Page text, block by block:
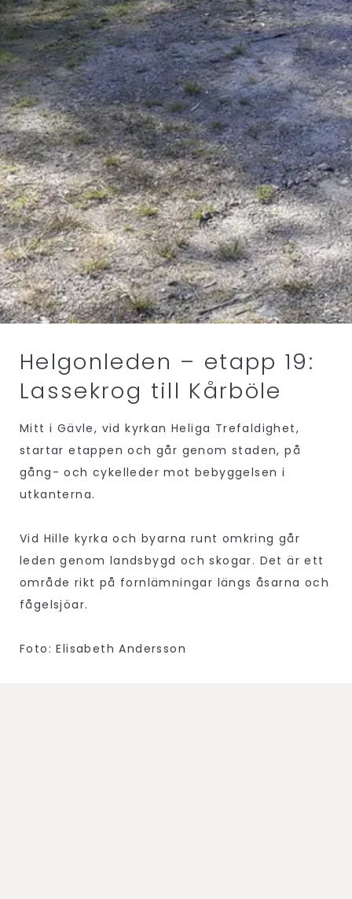
Helgonleden – etapp 19:
Lassekrog till Kårböle
Mitt i Gävle, vid kyrkan Heliga Trefaldighet,
startar etappen och går genom staden, på
gång- och cykelleder mot bebyggelsen i
utkanterna.
Vid Hille kyrka och byarna runt omkring går
leden genom landsbygd och skogar. Det är ett
område rikt på fornlämningar längs åsarna och
fågelsjöar.
Foto: Elisabeth Andersson